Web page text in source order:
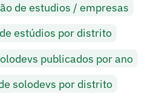
de estudios / empresas
estúdios por distrito
publicados por ano
solodevs por distrito